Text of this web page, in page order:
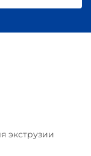
экструзии